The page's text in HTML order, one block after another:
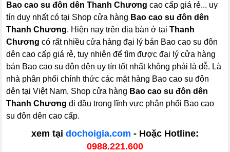
Bao cao su đôn dên Thanh Chương cao cấp giá rẻ... uy
tín duy nhất có tại Shop cửa hàng Bao cao su đôn dên
Thanh Chương. Hiện nay trên địa bàn ở tạiThanh
Chương có rất nhiều cửa hàng đại lý bán Bao cao su đôn
dên cao cấp giá rẻ, tuy nhiên để tìm được đại lý cửa hàng
bán Bao cao su đôn dên uy tín tốt nhất không phải là dễ. Là
nhà phân phối chính thức các mặt hàng Bao cao su đôn
dên tại Việt Nam, Shop cửa hàng Bao cao su đôn dên
Thanh Chương đi đầu trong lĩnh vực phân phối Bao cao
su đôn dên cao cấp.
xem tại dochoigia.com - Hoặc Hotline:
0988.221.600